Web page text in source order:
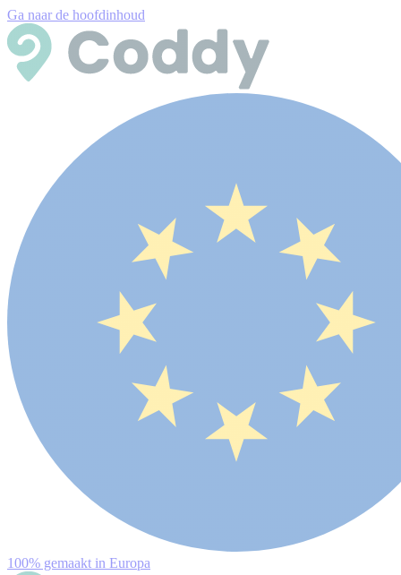
Ga naar de hoofdinhoud
100% gemaakt in Europa